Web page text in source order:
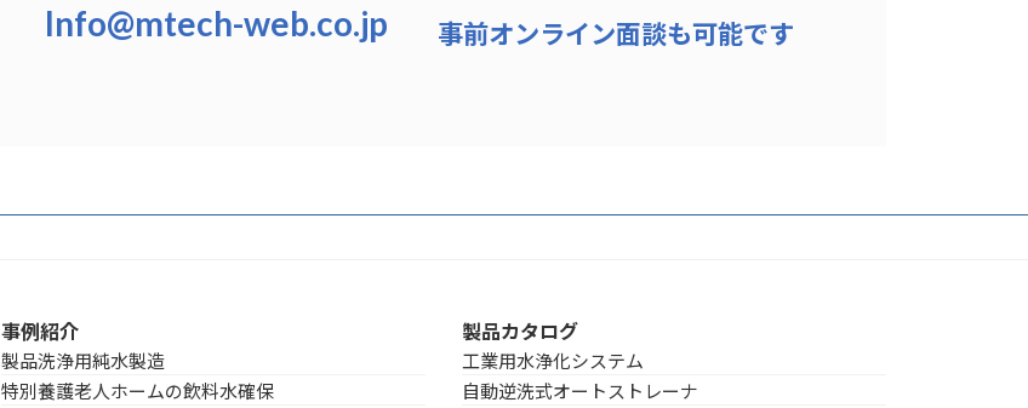
Info@mtech-web.co.jp 事前オンライン面談も可能です
事例紹介
製品洗浄用純水製造
特別養護老人ホームの飲料水確保
製品カタログ
工業用水浄化システム
自動逆洗式オートストレーナ